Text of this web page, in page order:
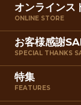
オンラインス
ONLINE STORE
お客様感謝
SPECIAL THANKS
特集
FEATURES